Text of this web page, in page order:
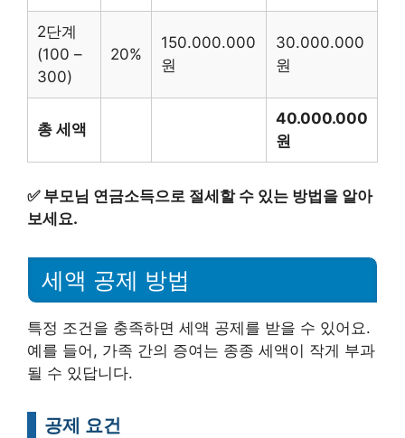
2단계
(100 –
300)
20%
150.000.000
원
30.000.000
원
총 세액
40.000.000
원
✅ 부모님 연금소득으로 절세할 수 있는 방법을 알아
보세요.
세액 공제 방법
특정 조건을 충족하면 세액 공제를 받을 수 있어요.
예를 들어, 가족 간의 증여는 종종 세액이 작게 부과
될 수 있답니다.
공제 요건